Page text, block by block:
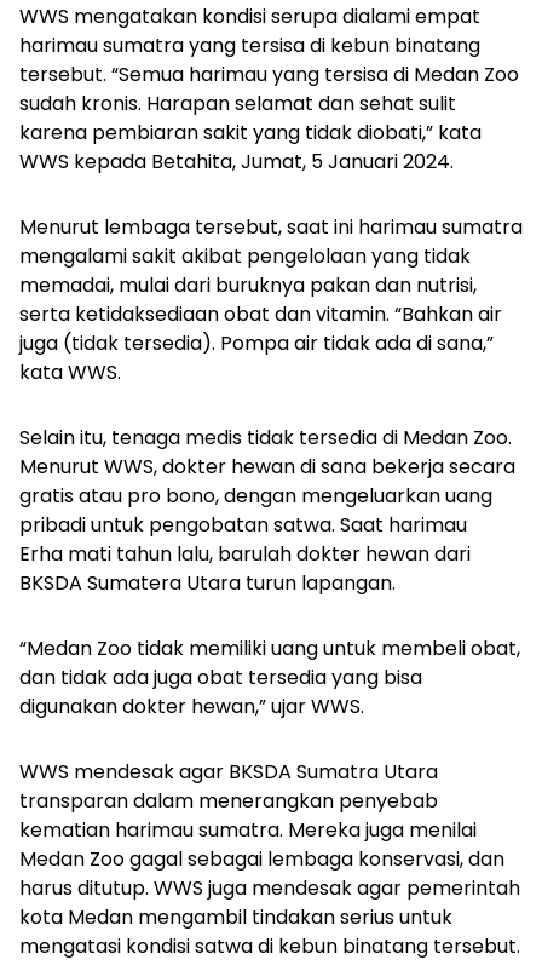
WWS mengatakan kondisi serupa dialami empat
harimau sumatra yang tersisa di kebun binatang
tersebut. “Semua harimau yang tersisa di Medan Zoo
sudah kronis. Harapan selamat dan sehat sulit
karena pembiaran sakit yang tidak diobati,” kata
WWS kepada Betahita, Jumat, 5 Januari 2024.
Menurut lembaga tersebut, saat ini harimau sumatra
mengalami sakit akibat pengelolaan yang tidak
memadai, mulai dari buruknya pakan dan nutrisi,
serta ketidaksediaan obat dan vitamin. “Bahkan air
juga (tidak tersedia). Pompa air tidak ada di sana,”
kata WWS.
Selain itu, tenaga medis tidak tersedia di Medan Zoo.
Menurut WWS, dokter hewan di sana bekerja secara
gratis atau pro bono, dengan mengeluarkan uang
pribadi untuk pengobatan satwa. Saat harimau
Erha mati tahun lalu, barulah dokter hewan dari
BKSDA Sumatera Utara turun lapangan.
“Medan Zoo tidak memiliki uang untuk membeli obat,
dan tidak ada juga obat tersedia yang bisa
digunakan dokter hewan,” ujar WWS.
WWS mendesak agar BKSDA Sumatra Utara
transparan dalam menerangkan penyebab
kematian harimau sumatra. Mereka juga menilai
Medan Zoo gagal sebagai lembaga konservasi, dan
harus ditutup. WWS juga mendesak agar pemerintah
kota Medan mengambil tindakan serius untuk
mengatasi kondisi satwa di kebun binatang tersebut.